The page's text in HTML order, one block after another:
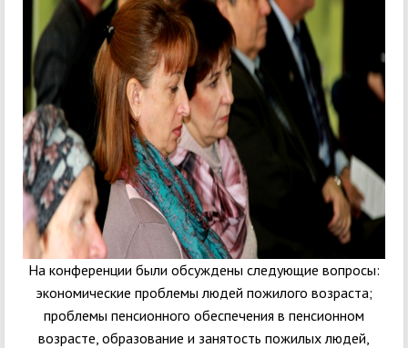
На конференции были обсуждены следующие вопросы:
экономические проблемы людей пожилого возраста;
проблемы пенсионного обеспечения в пенсионном
возрасте, образование и занятость пожилых людей,